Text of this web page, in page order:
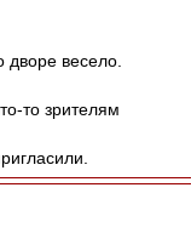
дворе весело.
то зрителям